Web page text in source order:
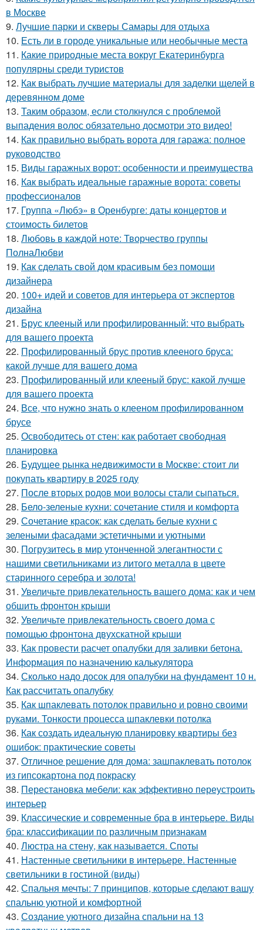
в Москве
9. Лучшие парки и скверы Самары для отдыха
10. Есть ли в городе уникальные или необычные места
11. Какие природные места вокруг Екатеринбурга
популярны среди туристов
12. Как выбрать лучшие материалы для заделки щелей в
деревянном доме
13. Таким образом, если столкнулся с проблемой
выпадения волос обязательно досмотри это видео!
14. Как правильно выбрать ворота для гаража: полное
руководство
15. Виды гаражных ворот: особенности и преимущества
16. Как выбрать идеальные гаражные ворота: советы
профессионалов
17. Группа «Любэ» в Оренбурге: даты концертов и
стоимость билетов
18. Любовь в каждой ноте: Творчество группы
ПолнаЛюбви
19. Как сделать свой дом красивым без помощи
дизайнера
20. 100+ идей и советов для интерьера от экспертов
дизайна
21. Брус клееный или профилированный: что выбрать
для вашего проекта
22. Профилированный брус против клееного бруса:
какой лучше для вашего дома
23. Профилированный или клееный брус: какой лучше
для вашего проекта
24. Все, что нужно знать о клееном профилированном
брусе
25. Освободитесь от стен: как работает свободная
планировка
26. Будущее рынка недвижимости в Москве: стоит ли
покупать квартиру в 2025 году
27. После вторых родов мои волосы стали сыпаться.
28. Бело-зеленые кухни: сочетание стиля и комфорта
29. Сочетание красок: как сделать белые кухни с
зелеными фасадами эстетичными и уютными
30. Погрузитесь в мир утонченной элегантности с
нашими светильниками из литого металла в цвете
старинного серебра и золота!
31. Увеличьте привлекательность вашего дома: как и чем
обшить фронтон крыши
32. Увеличьте привлекательность своего дома с
помощью фронтона двухскатной крыши
33. Как провести расчет опалубки для заливки бетона.
Информация по назначению калькулятора
34. Сколько надо досок для опалубки на фундамент 10 н.
Как рассчитать опалубку
35. Как шпаклевать потолок правильно и ровно своими
руками. Тонкости процесса шпаклевки потолка
36. Как создать идеальную планировку квартиры без
ошибок: практические советы
37. Отличное решение для дома: зашпаклевать потолок
из гипсокартона под покраску
38. Перестановка мебели: как эффективно переустроить
интерьер
39. Классические и современные бра в интерьере. Виды
бра: классификации по различным признакам
40. Люстра на стену, как называется. Споты
41. Настенные светильники в интерьере. Настенные
светильники в гостиной (виды)
42. Спальня мечты: 7 принципов, которые сделают вашу
спальню уютной и комфортной
43. Создание уютного дизайна спальни на 13